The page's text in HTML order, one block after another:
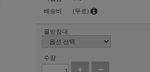
배송비
(무료)
물받침대
수량